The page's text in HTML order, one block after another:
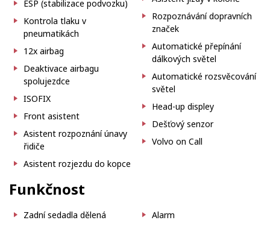
ESP (stabilizace podvozku)
Kontrola tlaku v
pneumatikách
12x airbag
Deaktivace airbagu
spolujezdce
ISOFIX
Front asistent
Asistent rozpoznání únavy
řidiče
Asistent rozjezdu do kopce
Rozpoznávání dopravních
značek
Automatické přepínání
dálkových světel
Automatické rozsvěcování
světel
Head-up displey
Dešťový senzor
Volvo on Call
Funkčnost
Zadní sedadla dělená
Alarm